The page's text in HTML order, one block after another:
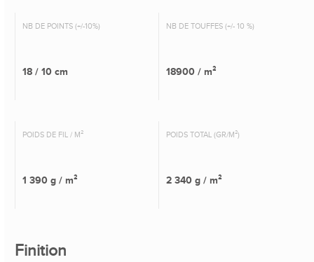
NB DE POINTS (+/-10%)
18 / 10 cm
NB DE TOUFFES (+/- 10 %)
18900 / m²
POIDS DE FIL / M²
1 390 g / m²
POIDS TOTAL (GR/M²)
2 340 g / m²
Finition